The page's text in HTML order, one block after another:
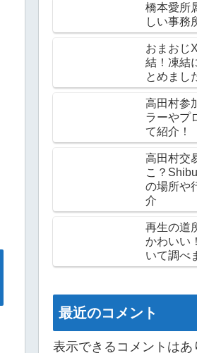
橋本愛所
しい事務
おまおじ
結！凍結
とめまし
高田村参
ラーやプ
て紹介！
高田村交
こ？
の場所や
介
再生の道
かわいい
いて調べ
最近のコメント
表示できるコメントはあ